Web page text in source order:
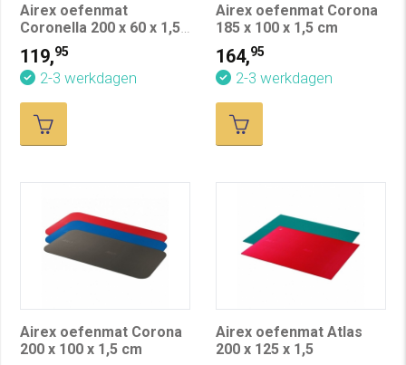
Airex oefenmat
Coronella 200 x 60 x 1,5
119,95
2-3 werkdagen
Airex oefenmat Corona
185 x 100 x 1,5 cm
164,95
2-3 werkdagen
Airex oefenmat Corona
200 x 100 x 1,5 cm
Airex oefenmat Atlas
200 x 125 x 1,5